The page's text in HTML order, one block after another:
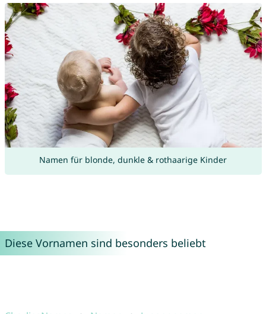
Namen für blonde, dunkle & rothaarige Kinder
Diese Vornamen sind besonders beliebt